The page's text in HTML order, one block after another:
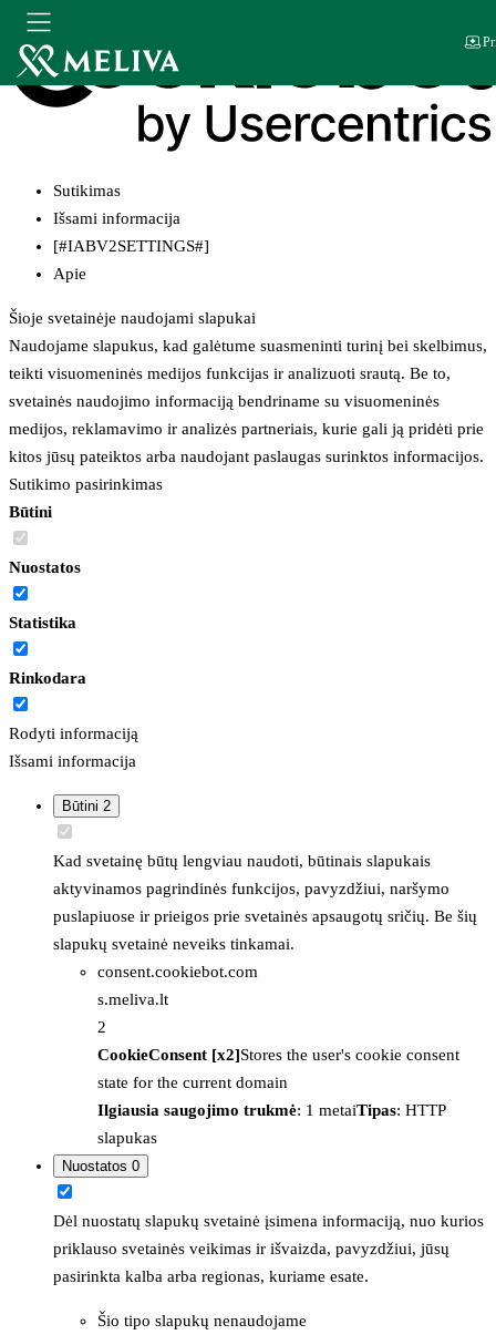
Sutikimas
Išsami informacija
[#IABV2SETTINGS#]
Apie
Šioje svetainėje naudojami slapukai
Naudojame slapukus, kad galėtume suasmeninti turinį bei skelbimus,
teikti visuomeninės medijos funkcijas ir analizuoti srautą. Be to,
svetainės naudojimo informaciją bendriname su visuomeninės
medijos, reklamavimo ir analizės partneriais, kurie gali ją pridėti prie
kitos jūsų pateiktos arba naudojant paslaugas surinktos informacijos.
Sutikimo pasirinkimas
Būtini
Nuostatos
Statistika
Rinkodara
Rodyti informaciją
Išsami informacija
Būtini 2
Kad svetainę būtų lengviau naudoti, būtinais slapukais
aktyvinamos pagrindinės funkcijos, pavyzdžiui, naršymo
puslapiuose ir prieigos prie svetainės apsaugotų sričių. Be šių
slapukų svetainė neveiks tinkamai.
consent.cookiebot.com
s.meliva.lt
2
CookieConsent [x2]Stores the user's cookie consent
state for the current domain
Ilgiausia saugojimo trukmė: 1 metaiTipas: HTTP
slapukas
Nuostatos 0
Dėl nuostatų slapukų svetainė įsimena informaciją, nuo kurios
priklauso svetainės veikimas ir išvaizda, pavyzdžiui, jūsų
pasirinkta kalba arba regionas, kuriame esate.
Šio tipo slapukų nenaudojame